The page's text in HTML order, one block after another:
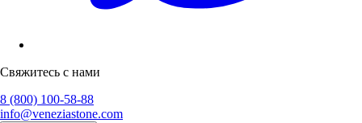
Свяжитесь с нами
8 (800) 100-58-88
info@veneziastone.com